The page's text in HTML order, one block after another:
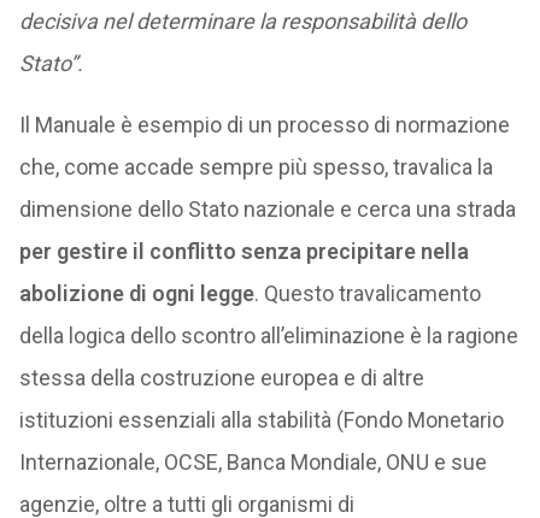
decisiva nel determinare la responsabilità dello
Stato”.
Il Manuale è esempio di un processo di normazione
che, come accade sempre più spesso, travalica la
dimensione dello Stato nazionale e cerca una strada
per gestire il conflitto senza precipitare nella
abolizione di ogni legge. Questo travalicamento
della logica dello scontro all’eliminazione è la ragione
stessa della costruzione europea e di altre
istituzioni essenziali alla stabilità (Fondo Monetario
Internazionale, OCSE, Banca Mondiale, ONU e sue
agenzie, oltre a tutti gli organismi di